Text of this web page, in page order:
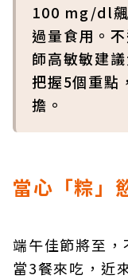
100 mg/dl
過量食用。
師高敏敏建
把握5個重點
擔。
當心「粽」
端午佳節將至
當3餐來吃，近